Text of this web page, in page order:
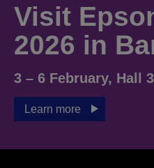
Visit
2026 in
3 – 6 February, Hall
Learn more